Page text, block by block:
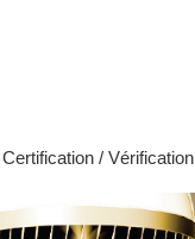
/ Vérification